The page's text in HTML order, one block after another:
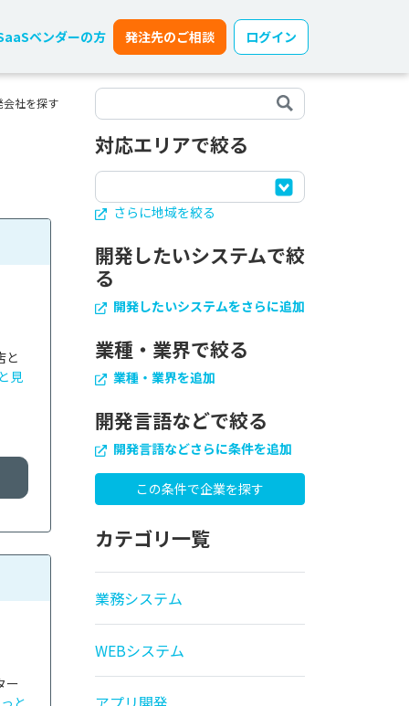
ベンダーの方 発注先のご相談 ログイン
会社を探す
と
見
ー
と
対応エリアで絞る
さらに地域を絞る
開発したいシステムで絞
る
開発したいシステムをさらに追加
業種・業界で絞る
業種・業界を追加
開発言語などで絞る
開発言語などさらに条件を追加
カテゴリ一覧
業務システム
WEBシステム